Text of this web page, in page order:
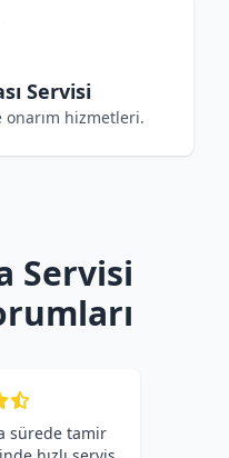
Servisi
onarım hizmetleri.
Servisi
sürede tamir